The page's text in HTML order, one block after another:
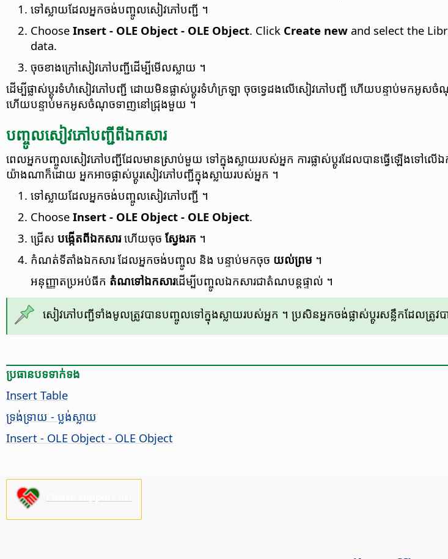
ទៅ​ស្លាយ​ដែល​អ្នក​ចង់​បញ្ចូល​សៀវភៅ​បញ្ជី​ ។
Choose Insert - OLE Object - OLE Object. Click Create new and select the
data.
ចុច​ខាងក្រៅ​សៀវភៅ​បញ្ជី​ដើម្បី​មើល​ស្លាយ ។
ដើម្បី​ផ្លាស់​ប្តូរ​ទំហំ​​សៀវភៅ​បញ្ជី​ ដោយ​មិន​ផ្លាស់​ប្តូរ​ទំហំ​ក្រឡា​ ចុច​ទ្វេ​​ដង​លើ​សៀវភៅ​បញ្ជី​ ហើយ​បន្ទាប់​មក​អូ
ហើយ​បន្ទាប់​មក​អូស​ចំណុច​ទាញ​នៅ​ជ្រុង​មួយ​ ។​
បញ្ចូល​សៀវភៅ​បញ្ជី​ពី​ឯកសារ
ពេល​អ្នក​បញ្ចូល​សៀវភៅ​បញ្ជី​ដែល​មាន​ស្រាប់​មួយ​ ទៅ​ក្នុង​ស្លាយ​របស់​អ្នក​ ការ​ផ្លាស់​ប្តូរ​ដែល​​បាន​ធ្វើ​​ឡើង​ទៅ​លើ​
យ៉ាង​ណា​ក៏​ដោយ​ អ្នក​អាច​ផ្លាស់​ប្តូរ​សៀវភៅ​បញ្ជី​ក្នុង​ស្លាយ​របស់​អ្នក​ ។
ទៅ​ស្លាយ​ដែល​អ្នក​ចង់​បញ្ចូល​សៀវភៅ​បញ្ជី​ ។
Choose Insert - OLE Object - OLE Object.
ជ្រើស បង្កើត​ពី​ឯកសារហើយ​ចុច ស្វែងរក ។
កំណត់​ទីតាំង​ឯកសារ ​ដែល​អ្នក​ចង់​បញ្ចូល​ និង​ បន្ទាប់​មក​ចុច​ យល់​ព្រម ។​
អនុញ្ញាត​ប្រអប់​ធីក តំណ​ទៅ​ឯកសារដើម្បី​បញ្ចូល​ឯកសារ​ជា​តំណ​បន្ត​ផ្ទាល់ ។
សៀវភៅ​បញ្ជី​ទាំង​មូល​ត្រូវ​បាន​បញ្ចូល​ទៅ​ក្នុង​ស្លាយ​របស់​អ្នក​ ។ ប្រសិន​អ្នក​ចង់​ផ្លាស់​ប្តូរ​សន្លឹក​ដែល​ត្
ប្រធានបទ​ទាក់ទង
Insert Table
ទ្រង់ទ្រាយ - ប្លង់ស្លាយ
Insert - OLE Object - OLE Object